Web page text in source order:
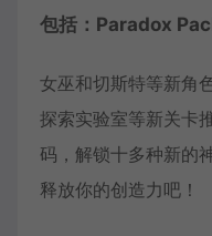
包括：Paradox
女巫和切斯特等新角
探索实验室等新关卡
码，解锁十多种新的
释放你的创造力吧！